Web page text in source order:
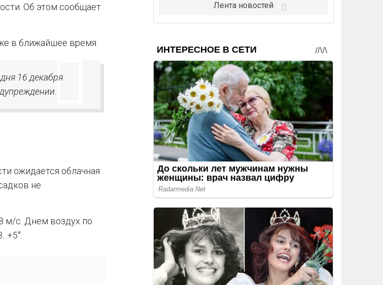
Об этом сообщает
в ближайшее время.
16 декабря
ожидается облачная
не
м/с. Днем воздух по
Лента новостей